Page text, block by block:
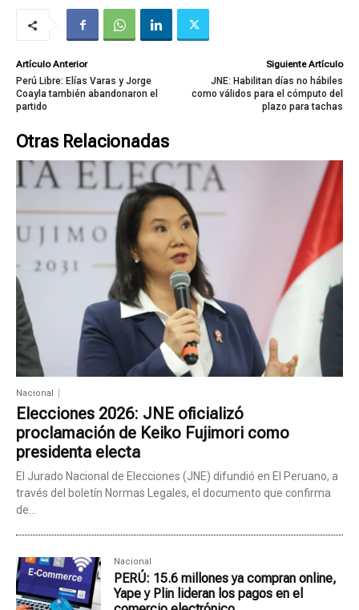
Artículo Anterior
Perú Libre: Elías Varas y Jorge
Coayla también abandonaron el
partido
Siguiente Artículo
JNE: Habilitan días no hábiles
como válidos para el cómputo del
plazo para tachas
Otras Relacionadas
Nacional
Elecciones 2026: JNE oficializó
proclamación de Keiko Fujimori como
presidenta electa
El Jurado Nacional de Elecciones (JNE) difundió en El Peruano, a
través del boletín Normas Legales, el documento que confirma
de...
Nacional
PERÚ: 15.6 millones ya compran online,
Yape y Plin lideran los pagos en el